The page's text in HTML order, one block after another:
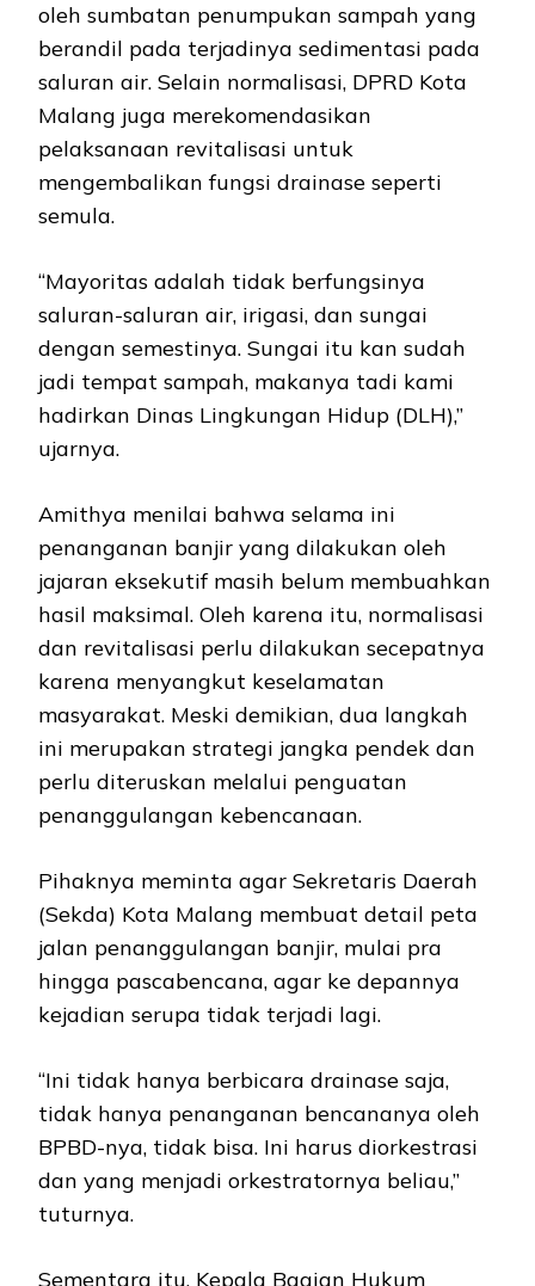
oleh sumbatan penumpukan sampah yang
berandil pada terjadinya sedimentasi pada
saluran air. Selain normalisasi, DPRD Kota
Malang juga merekomendasikan
pelaksanaan revitalisasi untuk
mengembalikan fungsi drainase seperti
semula.
“Mayoritas adalah tidak berfungsinya
saluran-saluran air, irigasi, dan sungai
dengan semestinya. Sungai itu kan sudah
jadi tempat sampah, makanya tadi kami
hadirkan Dinas Lingkungan Hidup (DLH),”
ujarnya.
Amithya menilai bahwa selama ini
penanganan banjir yang dilakukan oleh
jajaran eksekutif masih belum membuahkan
hasil maksimal. Oleh karena itu, normalisasi
dan revitalisasi perlu dilakukan secepatnya
karena menyangkut keselamatan
masyarakat. Meski demikian, dua langkah
ini merupakan strategi jangka pendek dan
perlu diteruskan melalui penguatan
penanggulangan kebencanaan.
Pihaknya meminta agar Sekretaris Daerah
(Sekda) Kota Malang membuat detail peta
jalan penanggulangan banjir, mulai pra
hingga pascabencana, agar ke depannya
kejadian serupa tidak terjadi lagi.
“Ini tidak hanya berbicara drainase saja,
tidak hanya penanganan bencananya oleh
BPBD-nya, tidak bisa. Ini harus diorkestrasi
dan yang menjadi orkestratornya beliau,”
tuturnya.
Sementara itu, Kepala Bagian Hukum